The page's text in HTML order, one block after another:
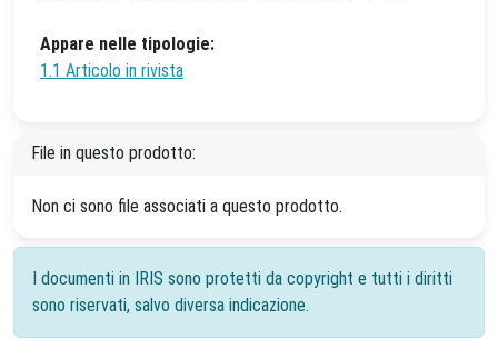
Appare nelle tipologie:
1.1 Articolo in rivista
File in questo prodotto:
Non ci sono file associati a questo prodotto.
I documenti in IRIS sono protetti da copyright e tutti i diritti
sono riservati, salvo diversa indicazione.